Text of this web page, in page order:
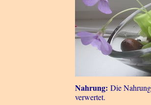
Nahrung: Die
verwertet.